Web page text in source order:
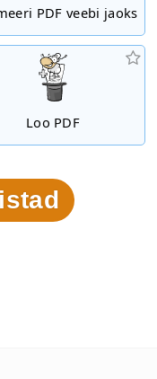
PDF veebi jaoks
Loo PDF